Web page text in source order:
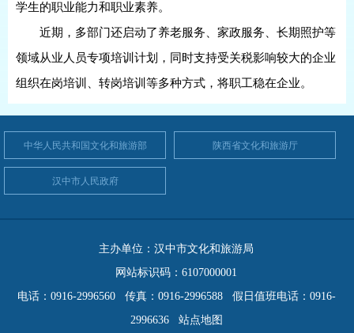
学生的职业能力和职业素养。
近期，多部门还启动了养老服务、家政服务、长期照护等
领域从业人员专项培训计划，同时支持受关税影响较大的企业
组织在岗培训、转岗培训等多种方式，将职工稳在企业。
中华人民共和国文化和旅游部 陕西省文化和旅游厅
汉中市人民政府
主办单位：汉中市文化和旅游局
网站标识码：6107000001
电话：0916-2996560 传真：0916-2996588 假日值班电话：0916-
2996636 站点地图